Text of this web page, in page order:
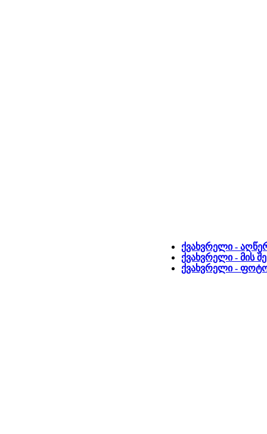
ქვახვრელი -
ქვახვრელი - მის
ქვახვრელი -